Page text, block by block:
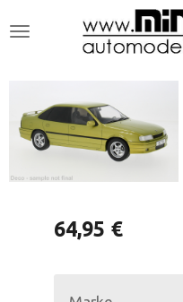
Hauptinhalt
64,95 €